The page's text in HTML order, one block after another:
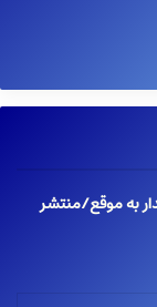
به موقع/منتشر